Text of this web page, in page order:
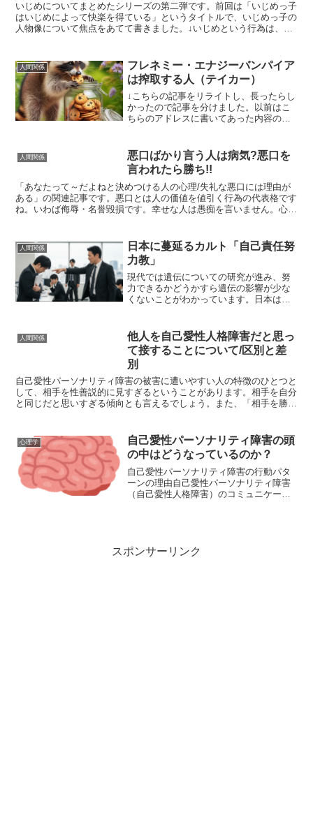
いじめについてまとめたシリーズの第二弾です。前回は「いじめっ子
はいじめによって快楽を得ている」というタイトルで、いじめっ子の
人物像について焦点をあてて書きました。↓いじめという行為は、加
人間関係
フレネミー・エナジーバンパイア
は搾取する人（テイカー）
↓こちらの記事をリライトし、長ったらし
かったので記事を分けました。以前はこ
ちらのアドレスに書いてあった内容の後
はそのまま自己愛性パーソナリティ障害
の行動パターンと酷似し...
人間関係
悪口ばかり言う人は病気?悪口を
言われたら勝ち!!
「あなたって～だよねと決めつける人の心理/失礼な悪口には理由が
ある」の関連記事です。悪口とは人の価値を値引く行為の代表格です
ね。いわば侮辱・名誉毀損です。幸せな人は愚痴を言いません。心が
人間関係
日本に蔓延るカルト「自己責任努
力教」
現代では遺伝についての研究が進み、努
力できるかどうかすら遺伝の影響が少な
くないことがわかっています。日本は努
を出せなかった人に対して「自己責任
だ」と断罪するのもよく見る...
人間関係
他人を自己愛性人格障害だと思っ
て接することについて/区別と差
別
自己愛性パーソナリティ障害の被害に遭いやすい人の特徴のひとつと
して、相手を性善説的に見すぎるということがあります。相手を自分
と同じだと思いすぎる傾向とも言えるでしょう。また、「相手を勝手
心理学
自己愛性パーソナリティ障害の頭
の中はどうなっているのか？
自己愛性パーソナリティ障害の行動パタ
ーンの理由自己愛性パーソナリティ障害
（自己愛性人格障害）のコミュニケーシ
スポンサーリンク